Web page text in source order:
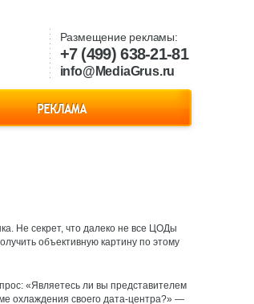
Размещение рекламы:
+7 (499) 638-21-81
info@MediaGrus.ru
Не секрет, что далеко не все ЦОДы
объективную картину по этому
«Являетесь ли вы представителем
охлаждения своего дата-центра?» —